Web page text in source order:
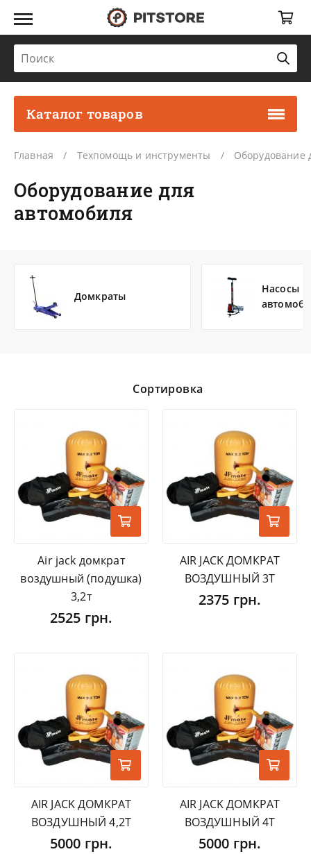
Каталог товаров
Главная Техпомощь и инструменты Оборудование
Оборудование для
автомобиля
Домкраты
Насосы
Сортировка
Air jack домкрат
воздушный (подушка)
3,2т
2525 грн.
AIR JACK ДОМКРАТ
ВОЗДУШНЫЙ 3Т
2375 грн.
AIR JACK ДОМКРАТ
ВОЗДУШНЫЙ 4,2Т
5000 грн.
AIR JACK ДОМКРАТ
ВОЗДУШНЫЙ 4Т
5000 грн.